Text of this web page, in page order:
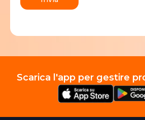
Scarica l'app per gestire